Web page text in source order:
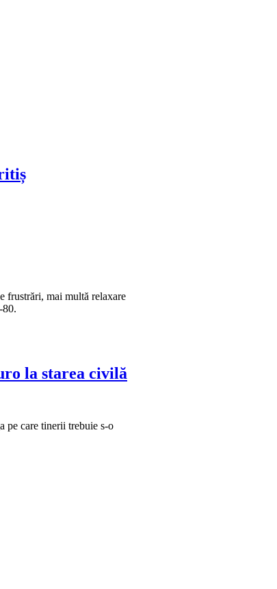
frustrări, mai multă relaxare
80.
la starea civilă
pe care tinerii trebuie s-o